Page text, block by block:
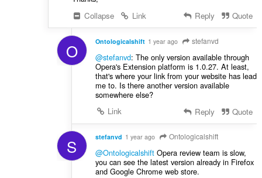
Collapse
Link Reply Quote
O Ontologicalshift 1 year ago stefanvd
@stefanvd: The only version available through
Opera's Extension platform is 1.0.27. At least,
that's where your link from your website has lead
me to. Is there another version available
somewhere else?
Link
Reply Quote
S stefanvd 1 year ago Ontologicalshift
@OntologicalshiftOpera review team is slow,
you can see the latest version already in Firefox
and Google Chrome web store.